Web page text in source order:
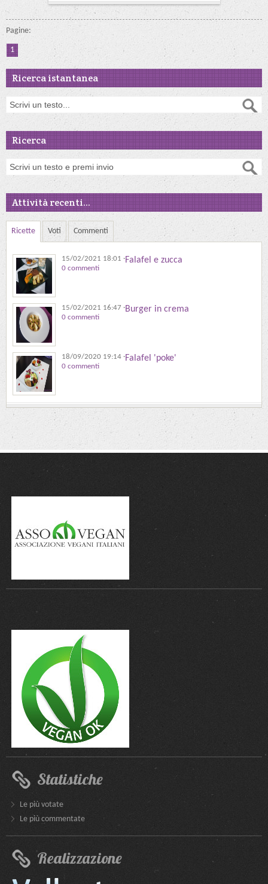
Pagine:
1
Ricerca istantanea
Ricerca
Attività recenti...
Ricette Voti Commenti
Falafel e zucca
15/02/2021 18:01 ·
0 commenti
Burger in crema
15/02/2021 16:47 ·
0 commenti
Falafel 'poke'
18/09/2020 19:14 ·
0 commenti
Statistiche
Le più votate
Le più commentate
Realizzazione